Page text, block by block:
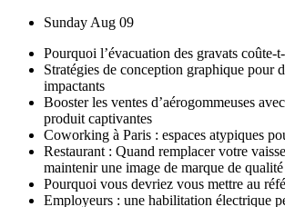
Skip
content
Sunday Aug 09
Pourquoi l’évacuation des gravats coûte-
Stratégies de conception graphique pour
impactants
Booster les ventes d’aérogommeuses
produit captivantes
Coworking à Paris : espaces atypiques
Restaurant : Quand remplacer votre
maintenir une image de marque de
Pourquoi vous devriez vous mettre au
Employeurs : une habilitation électrique